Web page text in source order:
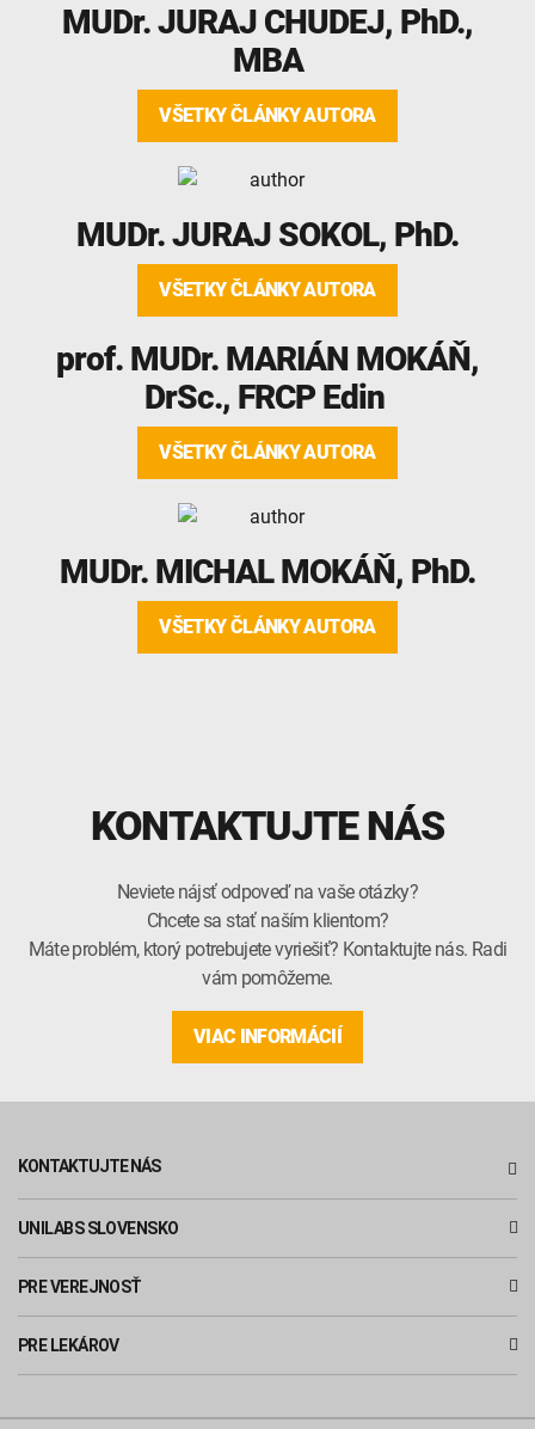
MUDr.JURAJ CHUDEJ, PhD.,
MBA
VŠETKY ČLÁNKY AUTORA
MUDr.JURAJ SOKOL, PhD.
VŠETKY ČLÁNKY AUTORA
prof. MUDr. MARIÁN MOKÁŇ,
DrSc., FRCP Edin
VŠETKY ČLÁNKY AUTORA
MUDr. MICHAL MOKÁŇ, PhD.
VŠETKY ČLÁNKY AUTORA
KONTAKTUJTE NÁS
Neviete nájsť odpoveď na vaše otázky?
Chcete sa stať naším klientom?
Máte problém, ktorý potrebujete vyriešiť? Kontaktujte nás. Radi
vám pomôžeme.
VIAC INFORMÁCIÍ
KONTAKTUJTE NÁS
UNILABS SLOVENSKO
PRE VEREJNOSŤ
PRE LEKÁROV